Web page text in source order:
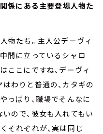
係にある主要登場人物た
物たち。主人公デーヴィ
間に立っているシャロ
ここにですね、デーヴィ
わりと普通の、カタギの
っぱり、職場でそんなに
ので、彼女も入れてもい
それぞれが、実は同じ